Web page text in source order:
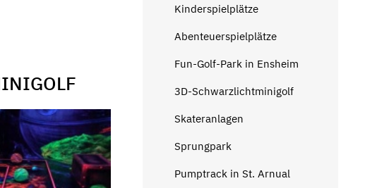
Kinderspielplätze
Abenteuerspielplätze
Fun-Golf-Park in Ensheim
3D-Schwarzlichtminigolf
Skateranlagen
Sprungpark
Pumptrack in St. Arnual